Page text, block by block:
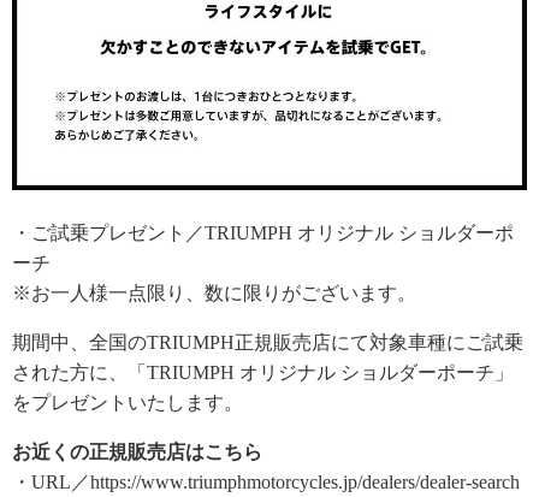
・ご試乗プレゼント／TRIUMPH オリジナル ショルダーポ
ーチ
※お一人様一点限り、数に限りがございます。
期間中、全国のTRIUMPH正規販売店にて対象車種にご試乗
された方に、「TRIUMPH オリジナル ショルダーポーチ」
をプレゼントいたします。
お近くの正規販売店はこちら
・URL／https://www.triumphmotorcycles.jp/dealers/dealer-search